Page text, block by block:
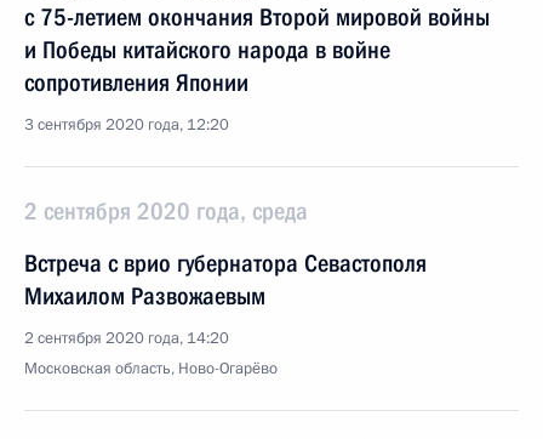
с 75-летием окончания Второй мировой войны
и Победы китайского народа в войне
сопротивления Японии
3 сентября 2020 года, 12:20
2 сентября 2020 года, среда
Встреча с врио губернатора Севастополя
Михаилом Развожаевым
2 сентября 2020 года, 14:20
Московская область, Ново-Огарёво